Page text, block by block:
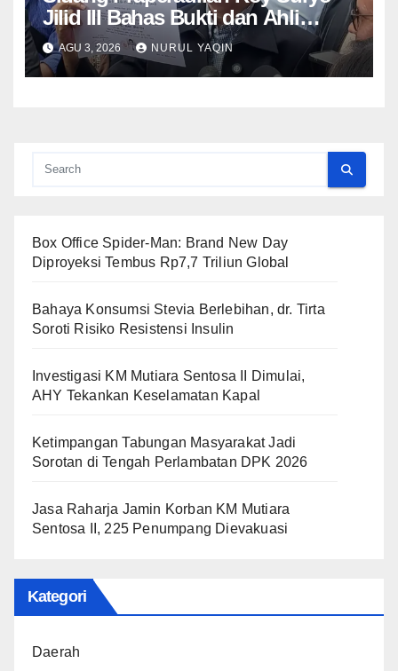
Jilid III Bahas Bukti dan Ahli
Polda
AGU 3, 2026 NURUL YAQIN
Box Office Spider-Man: Brand New Day
Diproyeksi Tembus Rp7,7 Triliun Global
Bahaya Konsumsi Stevia Berlebihan, dr. Tirta
Soroti Risiko Resistensi Insulin
Investigasi KM Mutiara Sentosa II Dimulai,
AHY Tekankan Keselamatan Kapal
Ketimpangan Tabungan Masyarakat Jadi
Sorotan di Tengah Perlambatan DPK 2026
Jasa Raharja Jamin Korban KM Mutiara
Sentosa II, 225 Penumpang Dievakuasi
Kategori
Daerah